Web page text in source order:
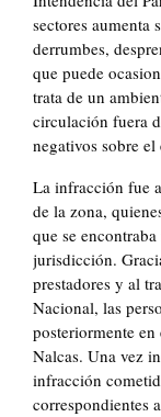
sectores aumenta
derrumbes,
que puede
trata de un
circulación fuera
negativos sobre el
La infracción fue
de la zona,
que se
jurisdicción.
prestadores y al
Nacional, las
posteriormente
Nalcas. Una vez
infracción
correspondientes